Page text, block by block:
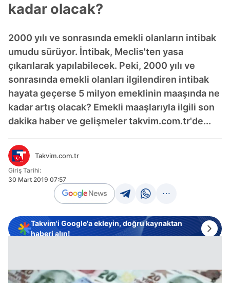
kadar olacak?
2000 yılı ve sonrasında emekli olanların intibak
umudu sürüyor. İntibak, Meclis'ten yasa
çıkarılarak yapılabilecek. Peki, 2000 yılı ve
sonrasında emekli olanları ilgilendiren intibak
hayata geçerse 5 milyon emeklinin maaşında ne
kadar artış olacak? Emekli maaşlarıyla ilgili son
dakika haber ve gelişmeler takvim.com.tr'de...
Takvim.com.tr
Giriş Tarihi:
30 Mart 2019 07:57
Takvim'i Google'a ekleyin, doğru kaynaktan
haberi alın!